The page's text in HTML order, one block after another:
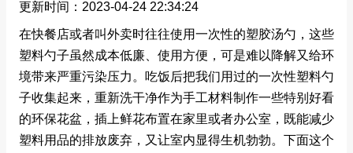
更新时间：2023-04-24 22:34:24
在快餐店或者叫外卖时往往使用一次性的塑胶汤勺，这些
塑料勺子虽然成本低廉、使用方便，可是难以降解又给环
境带来严重污染压力。吃饭后把我们用过的一次性塑料勺
子收集起来，重新洗干净作为手工材料制作一些特别好看
的环保花盆，插上鲜花布置在家里或者办公室，既能减少
塑料用品的排放废弃，又让室内显得生机勃勃。下面这个